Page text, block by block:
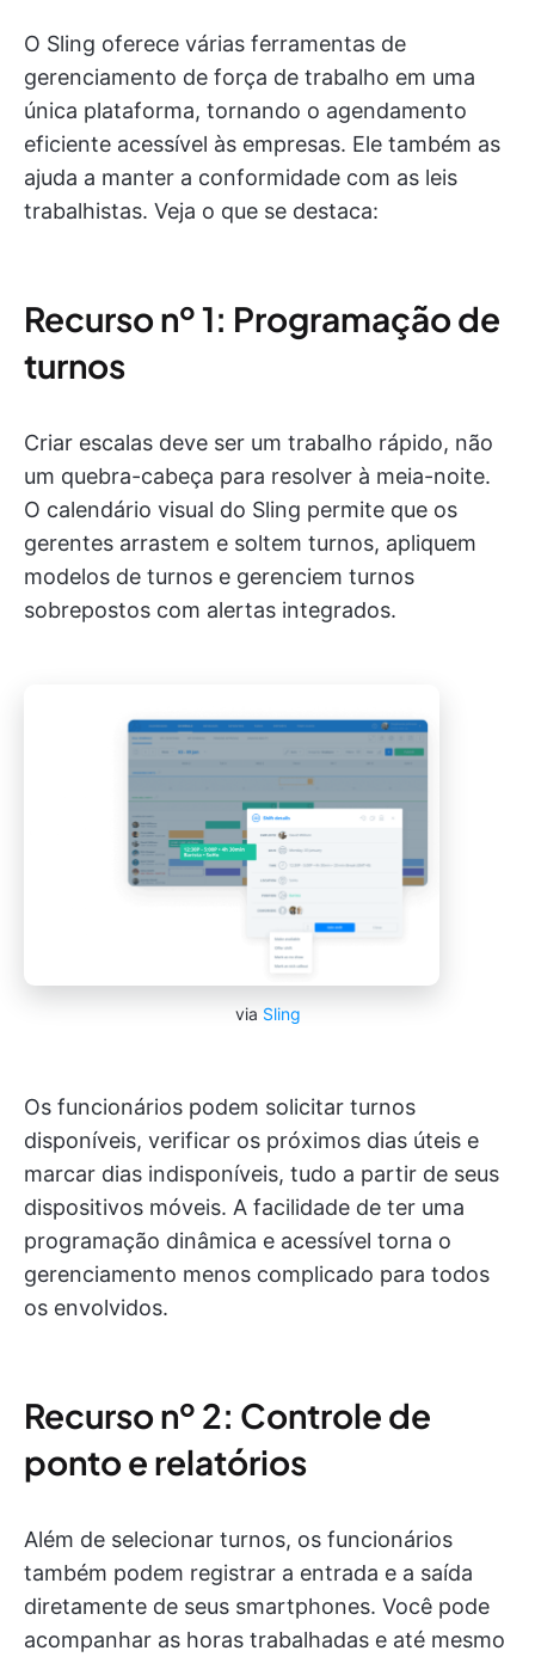
O Sling oferece várias ferramentas de
gerenciamento de força de trabalho em uma
única plataforma, tornando o agendamento
eficiente acessível às empresas. Ele também as
ajuda a manter a conformidade com as leis
trabalhistas. Veja o que se destaca:
Recurso nº 1: Programação de
turnos
Criar escalas deve ser um trabalho rápido, não
um quebra-cabeça para resolver à meia-noite.
O calendário visual do Sling permite que os
gerentes arrastem e soltem turnos, apliquem
modelos de turnos e gerenciem turnos
sobrepostos com alertas integrados.
via Sling
Os funcionários podem solicitar turnos
disponíveis, verificar os próximos dias úteis e
marcar dias indisponíveis, tudo a partir de seus
dispositivos móveis. A facilidade de ter uma
programação dinâmica e acessível torna o
gerenciamento menos complicado para todos
os envolvidos.
Recurso nº 2: Controle de
ponto e relatórios
Além de selecionar turnos, os funcionários
também podem registrar a entrada e a saída
diretamente de seus smartphones. Você pode
acompanhar as horas trabalhadas e até mesmo